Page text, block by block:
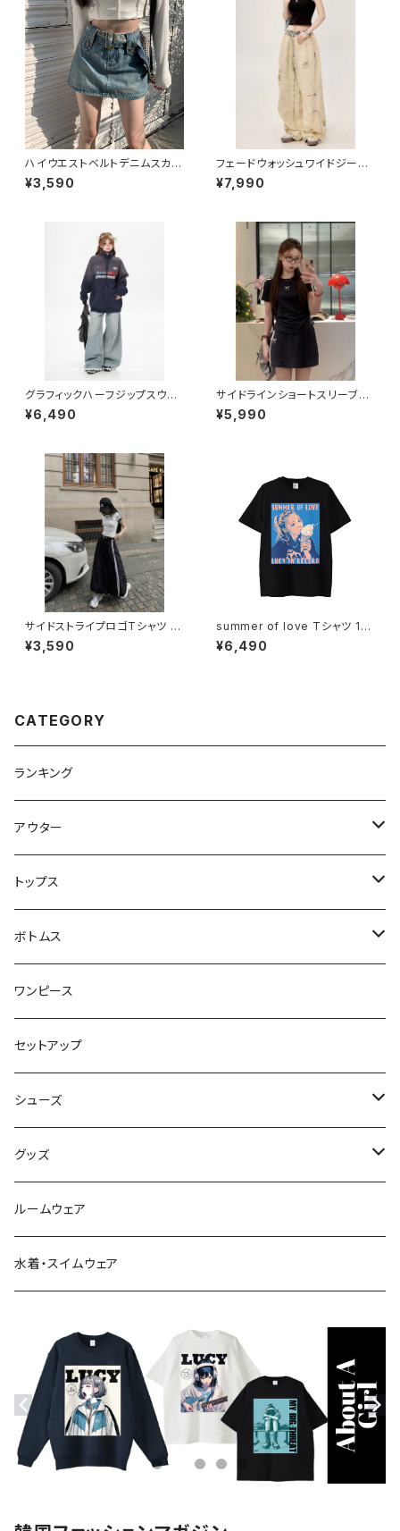
ハイウエストベルトデニムスカー
ト 1013-240806011
¥3,590
フェードウォッシュワイドジーン
ズ 1013-240905005
¥7,990
グラフィックハーフジップスウェ
ット 1013-240905017
¥6,490
サイドラインショートスリーブセ
ット 1013-240806014set
¥5,990
サイドストライプロゴTシャツ 10
13-240806016
¥3,590
summer of love Tシャツ 101
4-230221066
¥6,490
CATEGORY
ランキング
アウター
ジャケット・コート
トップス
スウェット・パーカー
カーディガン
ニット・セーター
ベスト
Tシャツ
シャツ・ブラウス
ボトムス
スカート
パンツ
ワンピース
セットアップ
シューズ
ブーツ
スニーカー
サンダル
グッズ
バッグ
帽子
モバイルケース
ステッカー
ルームウェア
水着・スイムウェア